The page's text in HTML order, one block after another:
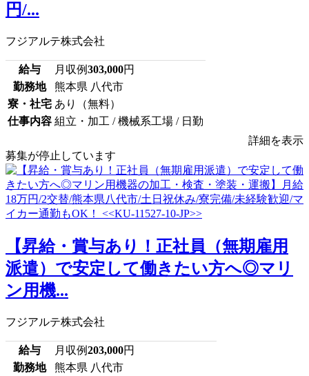
円/...
フジアルテ株式会社
給与 月収例303,000円
勤務地
熊本県 八代市
寮・社宅 あり（無料）
仕事内容 組立・加工 / 機械系工場 / 日勤
詳細を表示
募集が停止しています
【昇給・賞与あり！正社員（無期雇用
派遣）で安定して働きたい方へ◎マリ
ン用機...
フジアルテ株式会社
給与 月収例203,000円
勤務地
熊本県 八代市